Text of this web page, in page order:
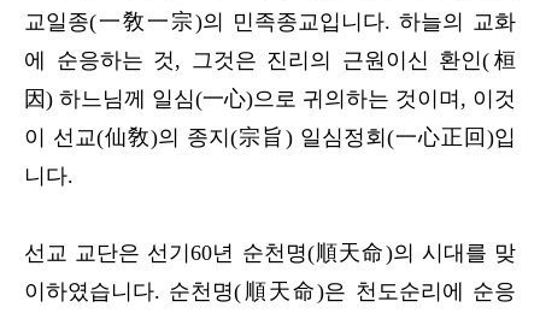
교일종(一敎一宗)의 민족종교입니다. 하늘의 교화
에 순응하는 것, 그것은 진리의 근원이신 환인(桓
因) 하느님께 일심(一心)으로 귀의하는 것이며, 이것
이 선교(仙敎)의 종지(宗旨) 일심정회(一心正回)입
니다.
선교 교단은 선기60년 순천명(順天命)의 시대를 맞
이하였습니다. 순천명(順天命)은 천도순리에 순응